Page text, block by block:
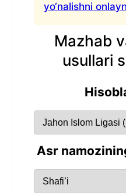
yo‘nalishni
Mazhab
usullari
Asr